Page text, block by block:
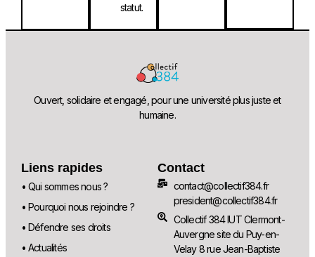
statut.
Ouvert, solidaire et engagé, pour une université plus juste et
humaine.
Liens rapides
• Qui sommes nous ?
• Pourquoi nous rejoindre ?
• Défendre ses droits
• Actualités
Contact
contact@collectif384.fr
president@collectif384.fr
Collectif 384 IUT Clermont-
Auvergne site du Puy-en-
Velay 8 rue Jean-Baptiste